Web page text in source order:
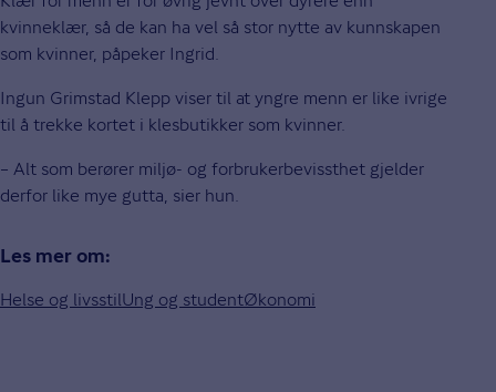
kvinneklær, så de kan ha vel så stor nytte av kunnskapen
som kvinner, påpeker Ingrid.
Ingun Grimstad Klepp viser til at yngre menn er like ivrige
til å trekke kortet i klesbutikker som kvinner.
– Alt som berører miljø- og forbrukerbevissthet gjelder
derfor like mye gutta, sier hun.
Les mer om:
Helse og livsstilUng og studentØkonomi